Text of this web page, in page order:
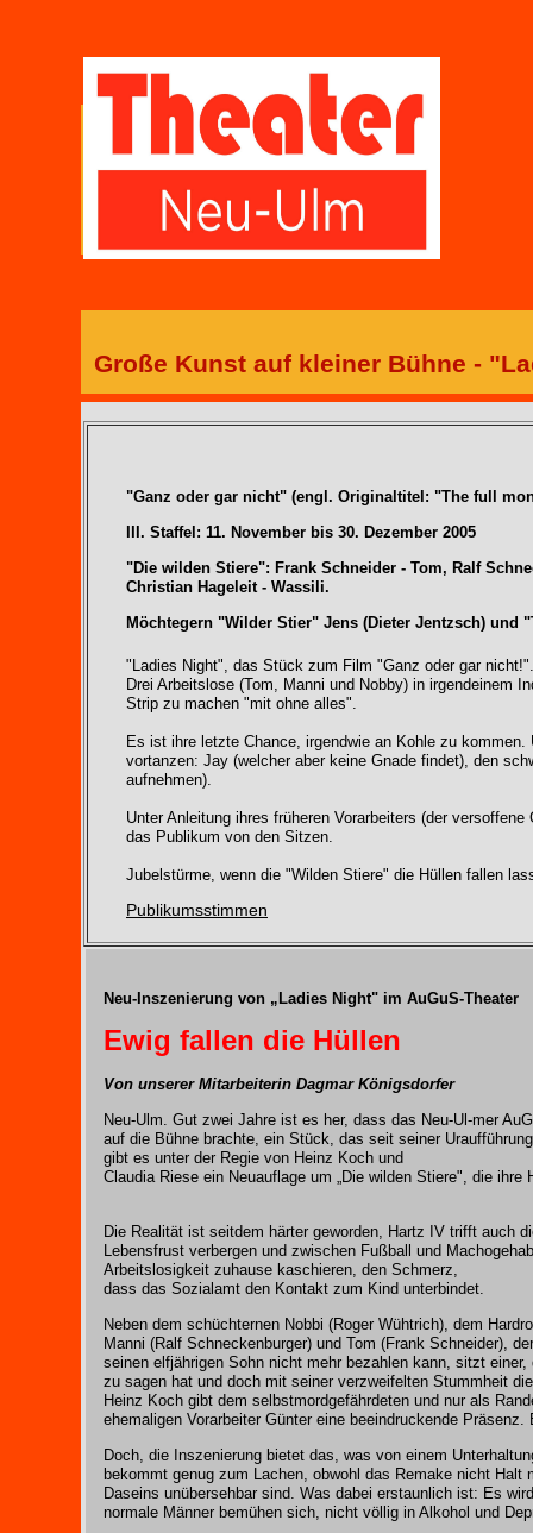
Große Kunst auf kleiner Bühne -
"Ganz oder gar nicht" (engl. Originaltitel: "The full
III. Staffel: 11. November bis 30. Dezember 2005
"Die wilden Stiere": Frank Schneider - Tom, Ralf
Christian Hageleit - Wassili.
Möchtegern "Wilder Stier" Jens (Dieter Jentzsch) und
"Ladies Night", das Stück zum Film "Ganz oder gar nicht!".
Drei Arbeitslose (Tom, Manni und Nobby) in irgendeinem
Strip zu machen "mit ohne alles".
Es ist ihre letzte Chance, irgendwie an Kohle zu
vortanzen: Jay (welcher aber keine Gnade findet), den
aufnehmen).
Unter Anleitung ihres früheren Vorarbeiters (der
das Publikum von den Sitzen.
Jubelstürme, wenn die "Wilden Stiere" die Hüllen fallen
Publikumsstimmen
Neu-Inszenierung von „Ladies Night" im AuGuS-Theater
Ewig fallen die Hüllen
Von unserer Mitarbeiterin Dagmar Königsdorfer
Neu-Ulm. Gut zwei Jahre ist es her, dass das Neu-Ul-mer
auf die Bühne brachte, ein Stück, das seit seiner
gibt es unter der Regie von Heinz Koch und
Claudia Riese ein Neuauflage um „Die wilden Stiere", die
Die Realität ist seitdem härter geworden, Hartz IV trifft auch
Lebensfrust verbergen und zwischen Fußball und
Arbeitslosigkeit zuhause kaschieren, den Schmerz,
dass das Sozialamt den Kontakt zum Kind unterbindet.
Neben dem schüchternen Nobbi (Roger Wühtrich), dem
Manni (Ralf Schneckenburger) und Tom (Frank Schneider),
seinen elfjährigen Sohn nicht mehr bezahlen kann, sitzt
zu sagen hat und doch mit seiner verzweifelten Stummheit
Heinz Koch gibt dem selbstmordgefährdeten und nur als
ehemaligen Vorarbeiter Günter eine beeindruckende Präsenz.
Doch, die Inszenierung bietet das, was von einem
bekommt genug zum Lachen, obwohl das Remake nicht
Daseins unübersehbar sind. Was dabei erstaunlich ist: Es
normale Männer bemühen sich, nicht völlig in Alkohol und